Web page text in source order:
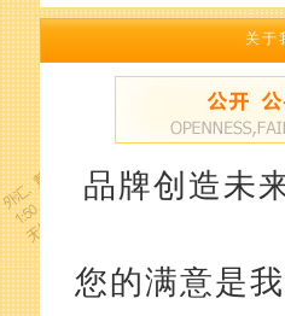
关于
品牌创造未
您的满意是